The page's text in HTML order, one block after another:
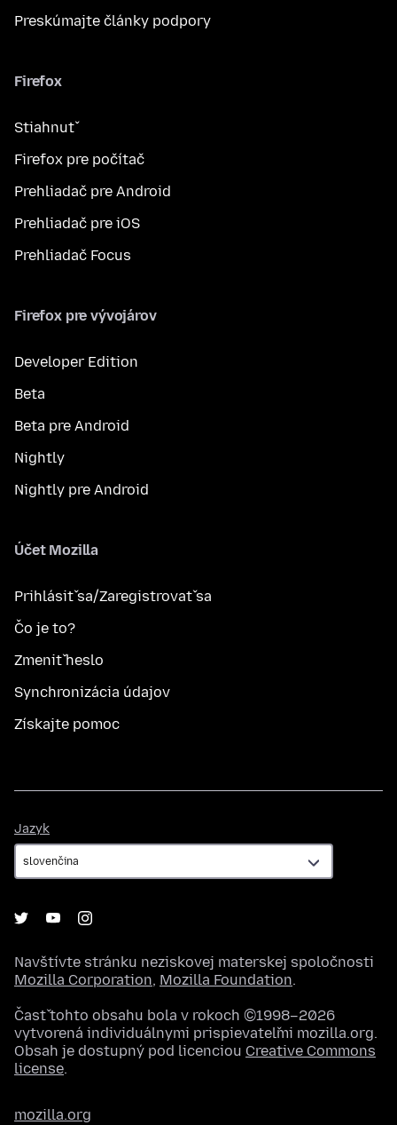
Preskúmajte články podpory
Firefox
Stiahnuť
Firefox pre počítač
Prehliadač pre Android
Prehliadač pre iOS
Prehliadač Focus
Firefox pre vývojárov
Developer Edition
Beta
Beta pre Android
Nightly
Nightly pre Android
Účet Mozilla
Prihlásiť sa/Zaregistrovať sa
Čo je to?
Zmeniť heslo
Synchronizácia údajov
Získajte pomoc
Jazyk
Navštívte stránku neziskovej materskej spoločnosti
Mozilla Corporation, Mozilla Foundation.
Časť tohto obsahu bola v rokoch ©1998–2026
vytvorená individuálnymi prispievateľmi mozilla.org.
Obsah je dostupný pod licenciou Creative Commons
license.
mozilla.org